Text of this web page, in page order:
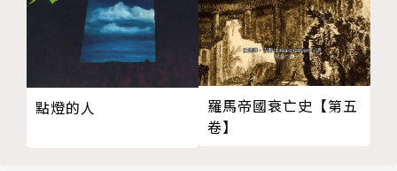
以及蔣介石的夫人宋美齡，巧妙地將幾條不同主線交織
在一起，並加上國際政治的視角，讓我們看見一個更為
豐富的歷史圖像。
凱文．裴萊諾細膩地重建那一整年的來龍去脈，變化流
轉，描繪歷史如何隨著各方行動者的合縱連橫、計算與
點燈的人
羅馬帝國衰亡史【第五
卷】